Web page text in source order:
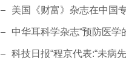
美国《财富》杂志在中国专刊中报道
中华耳科学杂志“预防医学的成功范例，转化
科技日报“程京代表:“未病